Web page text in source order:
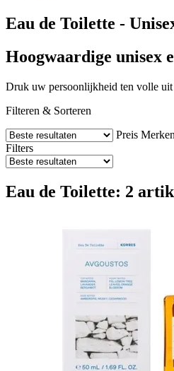
Eau de Toilette -
Hoogwaardige unisex
Druk uw persoonlijkheid ten volle
Filteren & Sorteren
Preis Merken
Filters
Eau de Toilette: 2